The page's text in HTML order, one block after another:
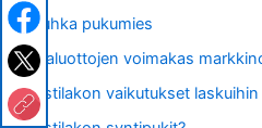
Leuhka pukumies
Pikaluottojen voimakas
Postilakon vaikutukset laskuihin